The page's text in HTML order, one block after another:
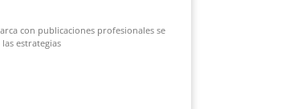
con publicaciones profesionales se
estrategias